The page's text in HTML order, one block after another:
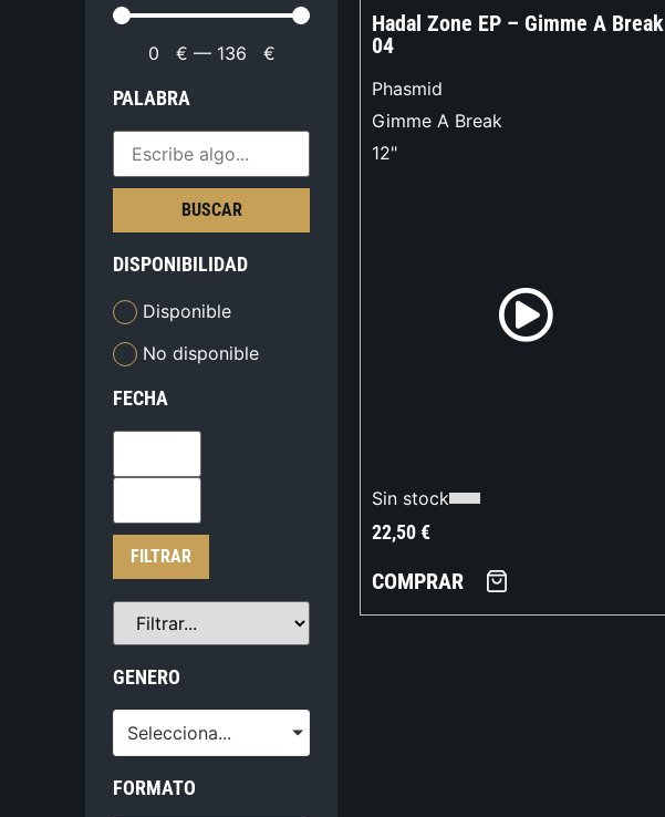
0 € — 136 €
PALABRA
BUSCAR
DISPONIBILIDAD
Disponible
No disponible
FECHA
FILTRAR
GENERO
Selecciona...
FORMATO
Hadal Zone EP – Gimme A Break
04
Phasmid
Gimme A Break
12"
Sin stock
22,50€
COMPRAR